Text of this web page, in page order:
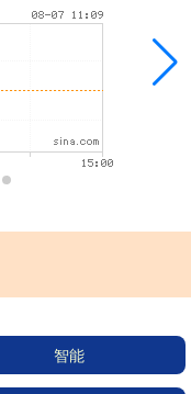
智能